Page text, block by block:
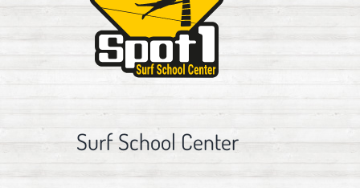
Surf School Center